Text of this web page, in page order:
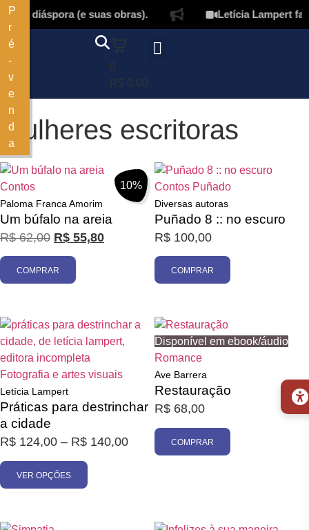
diáspora (e suas obras). Letícia Lampert fala
0
R$ 0,00
mulheres escritoras
Promoção
10%
P
r
é
-
v
e
n
d
a
Contos
Paloma Franca Amorim
Um búfalo na areia
R$62,00 R$ 55,80
COMPRAR
Contos Puñado
Diversas autoras
Puñado 8 :: no escuro
R$ 100,00
COMPRAR
Fotografia e artes visuais
Letícia Lampert
Práticas para destrinchar
a cidade
R$ 124,00 – R$ 140,00
VER OPÇÕES
Disponível em ebook/áudio
Romance
Ave Barrera
Restauração
R$ 68,00
COMPRAR